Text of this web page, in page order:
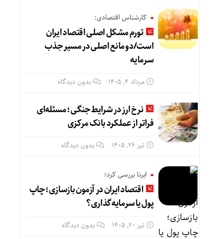
کارشناس اقتصادی:
تورم مشکل اصلی اقتصاد ایران
است/دو مانع اصلی در مسیر جذب
سرمایه
مرداد ۴, ۱۴۰۵ بدون دیدگاه
نرخ ارز در شرایط جنگی؛ مسئله‌ای
فراتر از عملکرد بانک مرکزی
تیر ۲۶, ۱۴۰۵ بدون دیدگاه
ایرنا بررسی کرد؛
اقتصاد ایران در آزمون بازسازی؛ چاپ
پول یا سرمایه‌گذاری؟
تیر ۲۰, ۱۴۰۵ بدون دیدگاه